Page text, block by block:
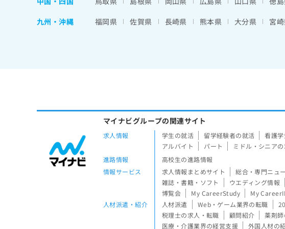
九州・沖縄
福岡県 佐賀県 長崎県 熊本県 大分県 宮
マイナビグループの関連サイト
求人情報 学生の就活 留学経験者の就活 看護
アルバイト
パート ミドル・シニアの
進路情報
高校生の進路情報
情報サービス
求人情報まとめサイト 総合・専門ニュ
雑誌・書籍・ソフト
ウエディング情報
博覧会
My CareerStudy My
人材派遣・紹介
人材派遣 Web・ゲーム業界の転職
税理士の求人・転職
顧問紹介 薬剤
医療・介護業界の経営支援
外国人材の